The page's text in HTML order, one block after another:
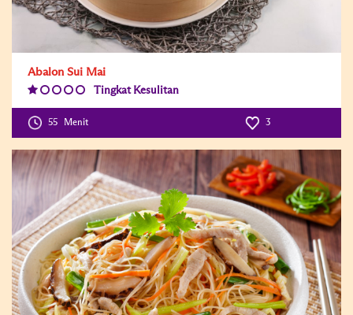
Abalon Sui Mai
Tingkat Kesulitan
55 Menit 3